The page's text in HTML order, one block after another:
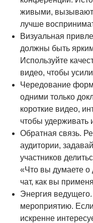
живыми, вызывают
лучше
Визуальная
должны быть
Используйте
видео, чтобы
Чередование
одними только
короткие видео,
чтобы удерживать
Обратная связь.
аудитории,
участников
«Что вы думаете
чат, как вы
Энергия
мероприятию.
искренне